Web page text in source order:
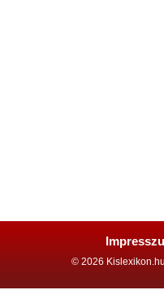
© 2026